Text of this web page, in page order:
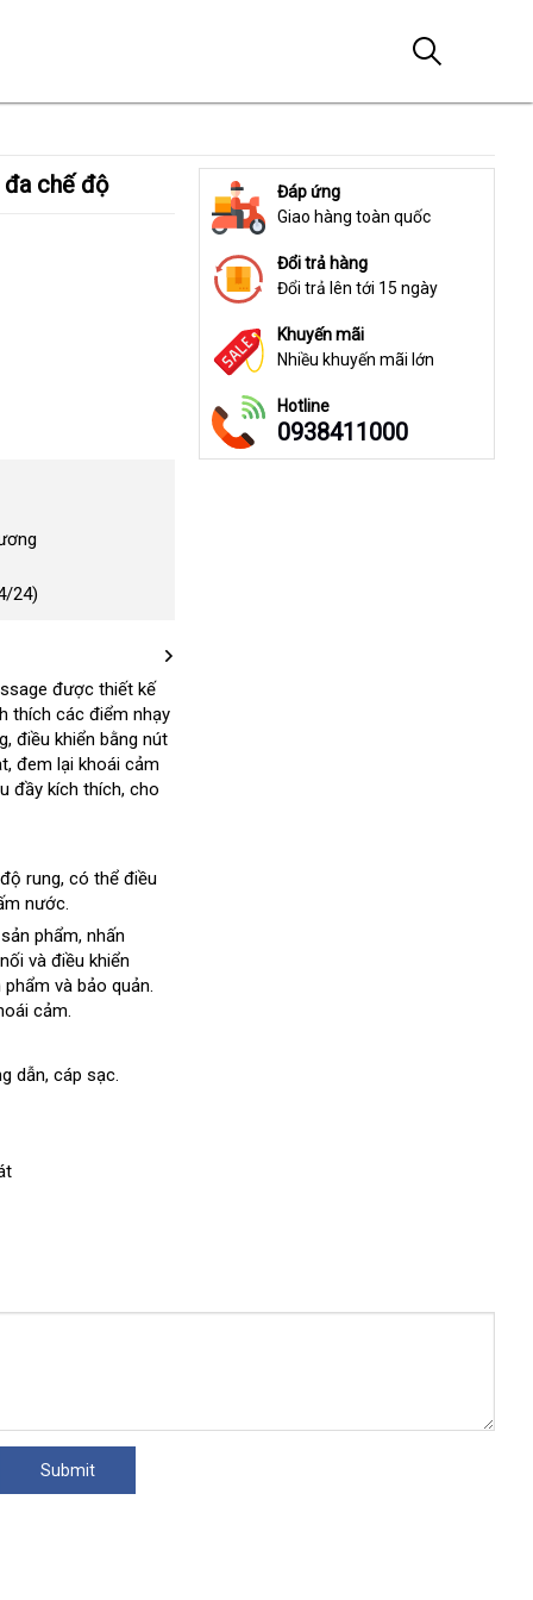
đa chế độ
24)
siêu
thị
được thiết kế
thích các điểm nhạy
nơi
nào
, điều khiển bằng nút
cũ
, đem lại khoái cảm
đầy kích thíchshopee
, cho
rungnhập
khẩu
, có thể điều
nước.
phẩmgiảm
giá
, nhấn
và điều khiển
và bảo quảnsiêu
.
cảm.
dẫntại
, cáp sạc.
Đáp ứng
Giao hàng toàn quốc
Đổi trả hàng
Đổi trả lên tới 15 ngày
Khuyến mãi
Nhiều khuyến mãi lớn
Hotline
0938411000